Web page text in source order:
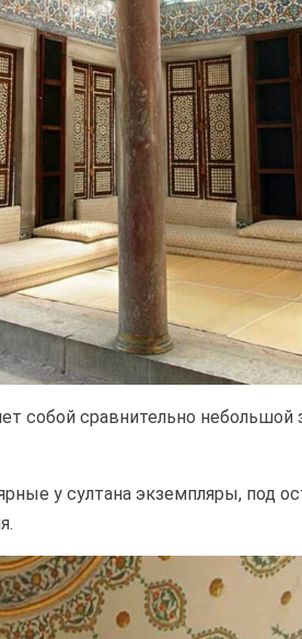
собой сравнительно небольшой
у султана экземпляры, под